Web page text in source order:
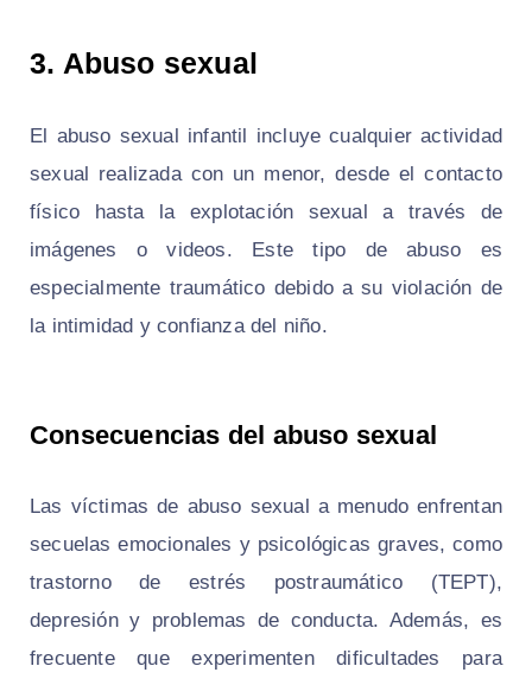
3. Abuso sexual
El abuso sexual infantil incluye cualquier actividad
sexual realizada con un menor, desde el contacto
físico hasta la explotación sexual a través de
imágenes o videos. Este tipo de abuso es
especialmente traumático debido a su violación de
la intimidad y confianza del niño.
Consecuencias del abuso sexual
Las víctimas de abuso sexual a menudo enfrentan
secuelas emocionales y psicológicas graves, como
trastorno de estrés postraumático (TEPT),
depresión y problemas de conducta. Además, es
frecuente que experimenten dificultades para